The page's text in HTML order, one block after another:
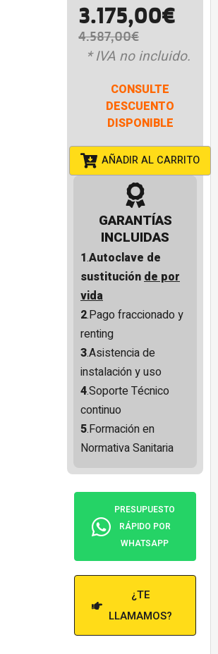
4.587,00€
3.175,00€
* IVA no incluido.
CONSULTE
DESCUENTO
DISPONIBLE
AÑADIR AL CARRITO
GARANTÍAS
INCLUIDAS
1.Autoclave de
sustituciónde por
vida
2.Pago fraccionado y
renting
3.Asistencia de
instalación y uso
4.Soporte Técnico
continuo
5.Formación en
Normativa Sanitaria
PRESUPUESTO
RÁPIDO POR
WHATSAPP
¿TE
LLAMAMOS?